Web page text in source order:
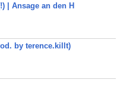
| Ansage an den H
by terence.killt)